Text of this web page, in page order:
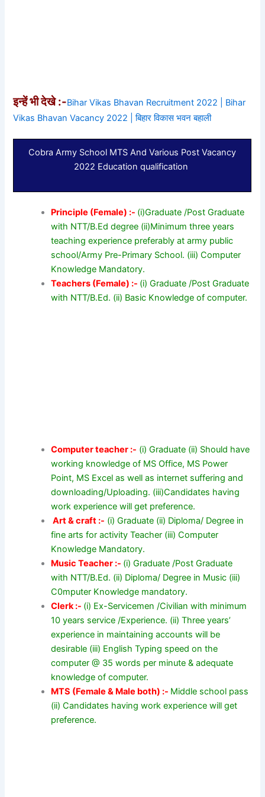
इन्हें भी देखे :-Bihar Vikas Bhavan Recruitment 2022 | Bihar
Vikas Bhavan Vacancy 2022 | बिहार विकास भवन बहाली
Cobra Army School MTS And Various Post Vacancy
2022 Education qualification
Principle (Female) :- (i)Graduate /Post Graduate
with NTT/B.Ed degree (ii)Minimum three years
teaching experience preferably at army public
school/Army Pre-Primary School. (iii) Computer
Knowledge Mandatory.
Teachers (Female) :- (i) Graduate /Post Graduate
with NTT/B.Ed. (ii) Basic Knowledge of computer.
Computer teacher :- (i) Graduate (ii) Should have
working knowledge of MS Office, MS Power
Point, MS Excel as well as internet suffering and
downloading/Uploading. (iii)Candidates having
work experience will get preference.
Art & craft :- (i) Graduate (ii) Diploma/ Degree in
fine arts for activity Teacher (iii) Computer
Knowledge Mandatory.
Music Teacher :- (i) Graduate /Post Graduate
with NTT/B.Ed. (ii) Diploma/ Degree in Music (iii)
C0mputer Knowledge mandatory.
Clerk :- (i) Ex-Servicemen /Civilian with minimum
10 years service /Experience. (ii) Three years’
experience in maintaining accounts will be
desirable (iii) English Typing speed on the
computer @ 35 words per minute & adequate
knowledge of computer.
MTS (Female & Male both) :- Middle school pass
(ii) Candidates having work experience will get
preference.